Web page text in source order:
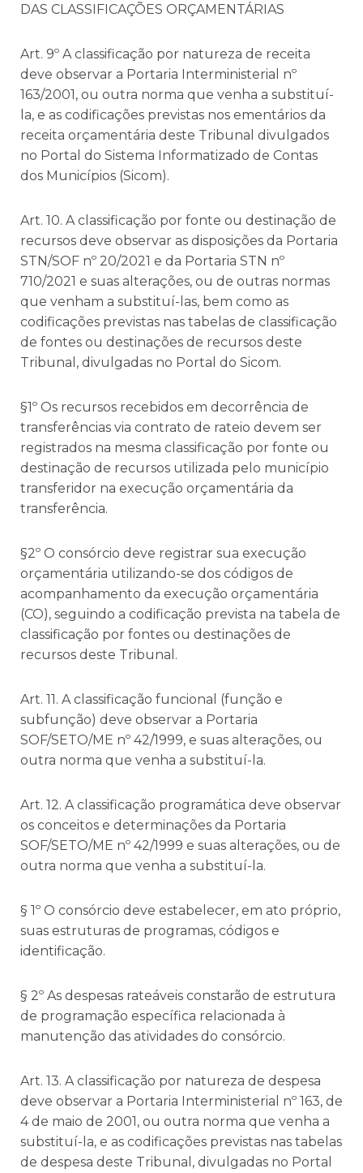
DAS CLASSIFICAÇÕES ORÇAMENTÁRIAS
Art. 9º A classificação por natureza de receita
deve observar a Portaria Interministerial nº
163/2001, ou outra norma que venha a substituí-
la, e as codificações previstas nos ementários da
receita orçamentária deste Tribunal divulgados
no Portal do Sistema Informatizado de Contas
dos Municípios (Sicom).
Art. 10. A classificação por fonte ou destinação de
recursos deve observar as disposições da Portaria
STN/SOF nº 20/2021 e da Portaria STN nº
710/2021 e suas alterações, ou de outras normas
que venham a substituí-las, bem como as
codificações previstas nas tabelas de classificação
de fontes ou destinações de recursos deste
Tribunal, divulgadas no Portal do Sicom.
§1º Os recursos recebidos em decorrência de
transferências via contrato de rateio devem ser
registrados na mesma classificação por fonte ou
destinação de recursos utilizada pelo município
transferidor na execução orçamentária da
transferência.
§2º O consórcio deve registrar sua execução
orçamentária utilizando-se dos códigos de
acompanhamento da execução orçamentária
(CO), seguindo a codificação prevista na tabela de
classificação por fontes ou destinações de
recursos deste Tribunal.
Art. 11. A classificação funcional (função e
subfunção) deve observar a Portaria
SOF/SETO/ME nº 42/1999, e suas alterações, ou
outra norma que venha a substituí-la.
Art. 12. A classificação programática deve observar
os conceitos e determinações da Portaria
SOF/SETO/ME nº 42/1999 e suas alterações, ou de
outra norma que venha a substituí-la.
§ 1º O consórcio deve estabelecer, em ato próprio,
suas estruturas de programas, códigos e
identificação.
§ 2º As despesas rateáveis constarão de estrutura
de programação específica relacionada à
manutenção das atividades do consórcio.
Art. 13. A classificação por natureza de despesa
deve observar a Portaria Interministerial nº 163, de
4 de maio de 2001, ou outra norma que venha a
substituí-la, e as codificações previstas nas tabelas
de despesa deste Tribunal, divulgadas no Portal